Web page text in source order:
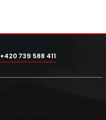
+420 739 588 411